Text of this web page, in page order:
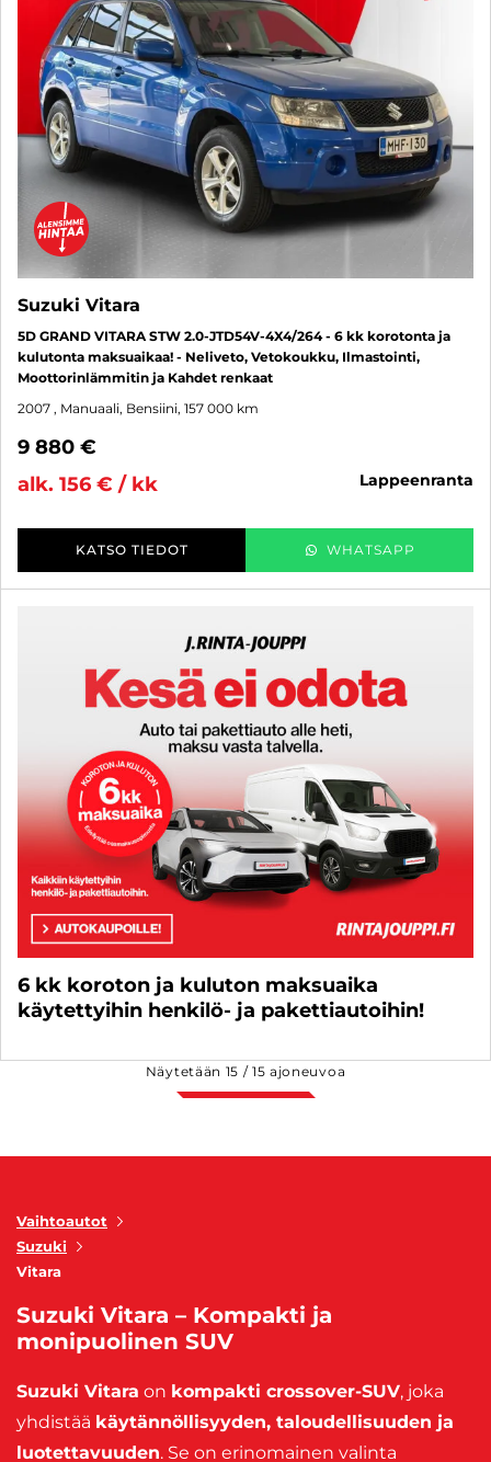
Suzuki Vitara
5D GRAND VITARA STW 2.0-JTD54V-4X4/264 - 6 kk korotonta ja
kulutonta maksuaikaa! - Neliveto, Vetokoukku, Ilmastointi,
Moottorinlämmitin ja Kahdet renkaat
2007 , Manuaali, Bensiini, 157 000 km
9 880 €
alk. 156 € / kk
lappeenranta
KATSO TIEDOT WHATSAPP
6 kk koroton ja kuluton maksuaika
käytettyihin henkilö- ja pakettiautoihin!
Näytetään 15 /15 ajoneuvoa
Vaihtoautot
Suzuki
Vitara
Suzuki Vitara – Kompakti ja
monipuolinen SUV
Suzuki Vitara on kompakti crossover-SUV, joka
yhdistää käytännöllisyyden, taloudellisuuden ja
luotettavuuden. Se on erinomainen valinta